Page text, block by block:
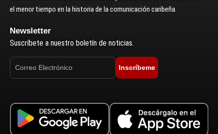
el menor tiempo en la historia de la comunicación caribeña.
Newsletter
Suscríbete a nuestro boletín de noticias.
Inscríbeme